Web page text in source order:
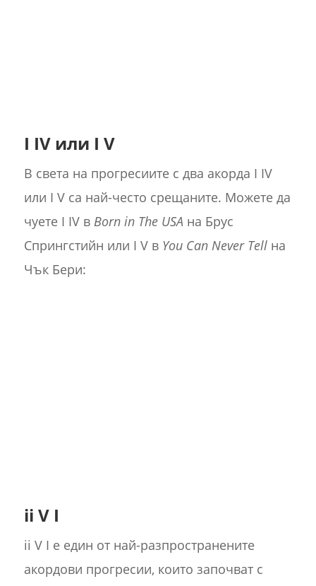
I IV или I V
В света на прогресиите с два акорда I IV
или I V са най-често срещаните. Можете да
чуете I IV в Born in The USA на Брус
Спрингстийн или I V в You Can Never Tellна
Чък Бери:
ii V I
ii V I е един от най-разпространените
акордови прогресии, които започват с